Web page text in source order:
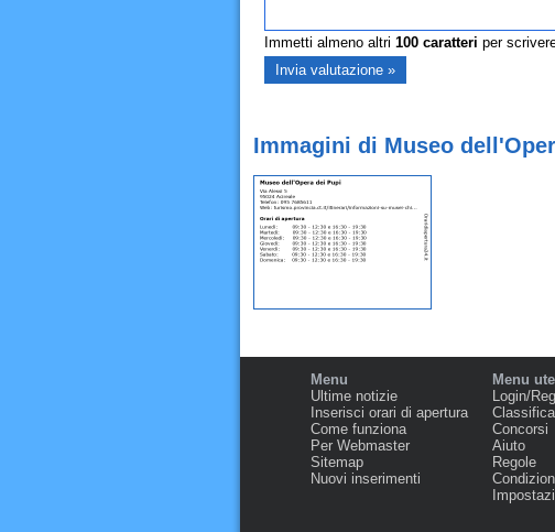
Immetti almeno altri 100caratteri per
Immagini di Museo
Menu
Ultime notizie
Inserisci orari di apertura
Come funziona
Per Webmaster
Sitemap
Nuovi inserimenti
Menu
Login/
Classifica
Concorsi
Aiuto
Regole